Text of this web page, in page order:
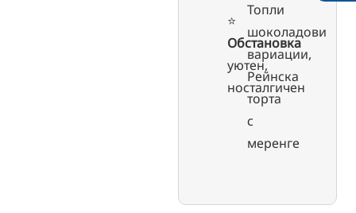
⭐️
Обстановка
уютен,
носталгичен
Топли
шоколадови
вариации,
Рейнска
торта
с
меренге